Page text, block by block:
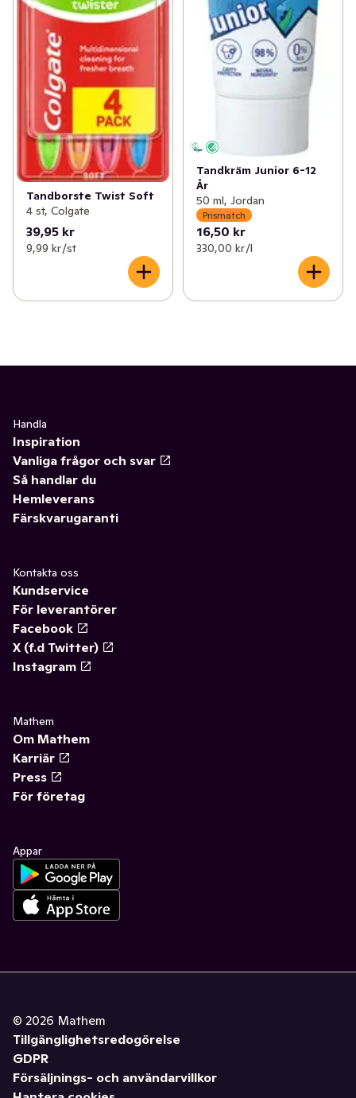
Tandborste Twist Soft
4 st, Colgate
39,95 kr
9,99 kr /st
Tandkräm Junior 6-12
År
50 ml, Jordan
Prismatch
16,50 kr
330,00 kr /l
Handla
Inspiration
Vanliga frågor och svar
Så handlar du
Hemleverans
Färskvarugaranti
Kontakta oss
Kundservice
För leverantörer
Facebook
X (f.d Twitter)
Instagram
Mathem
Om Mathem
Karriär
Press
För företag
Appar
© 2026 Mathem
Tillgänglighetsredogörelse
GDPR
Försäljnings- och användarvillkor